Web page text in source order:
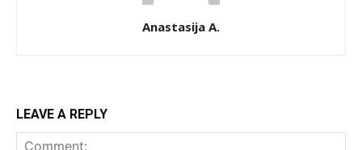
Anastasija A.
LEAVE A REPLY